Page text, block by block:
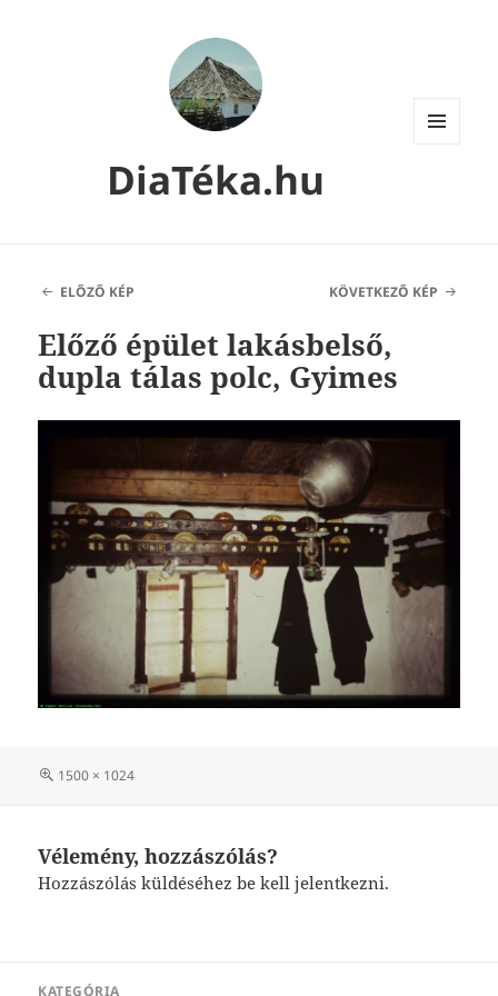
DiaTéka.hu
ELŐZŐ KÉP KÖVETKEZŐ KÉP
Előző épület lakásbelső,
dupla tálas polc, Gyimes
Teljes
1500 × 1024
Vélemény, hozzászólás?
Hozzászólás küldéséhezbe kell jelentkezni.
KATEGÓRIA